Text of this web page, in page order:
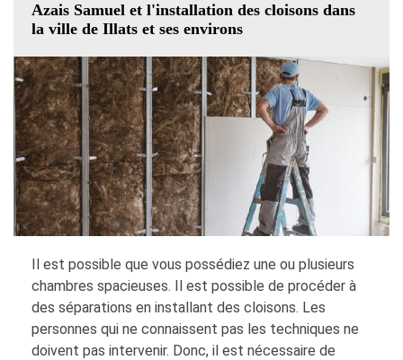
Azais Samuel et l'installation des cloisons dans
la ville de Illats et ses environs
Il est possible que vous possédiez une ou plusieurs
chambres spacieuses. Il est possible de procéder à
des séparations en installant des cloisons. Les
personnes qui ne connaissent pas les techniques ne
doivent pas intervenir. Donc, il est nécessaire de